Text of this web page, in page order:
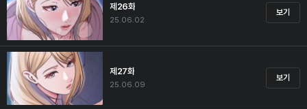
제26화
25.06.02
보기
제27화
25.06.09
보기